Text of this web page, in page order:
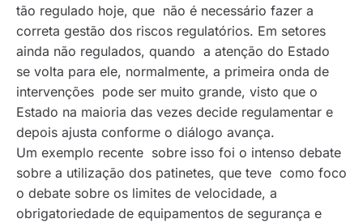
tão regulado hoje, que não é necessário fazer a
correta gestão dos riscos regulatórios. Em setores
ainda não regulados, quando a atenção do Estado
se volta para ele, normalmente, a primeira onda de
intervenções pode ser muito grande, visto que o
Estado na maioria das vezes decide regulamentar e
depois ajusta conforme o diálogo avança.
Um exemplo recente sobre isso foi o intenso debate
sobre a utilização dos patinetes, que teve como foco
o debate sobre os limites de velocidade, a
obrigatoriedade de equipamentos de segurança e